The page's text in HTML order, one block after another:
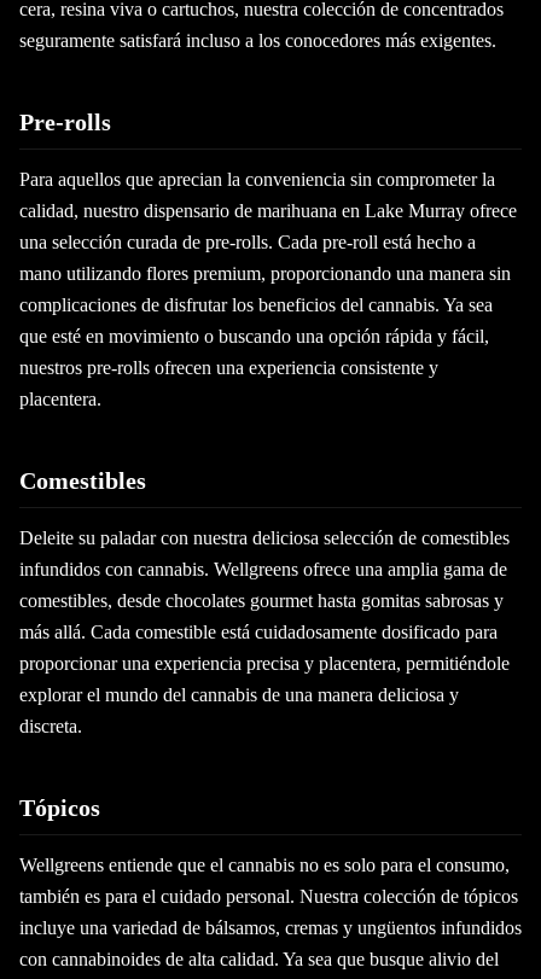
cera, resina viva o cartuchos, nuestra colección de concentrados
seguramente satisfará incluso a los conocedores más exigentes.
Pre-rolls
Para aquellos que aprecian la conveniencia sin comprometer la
calidad, nuestro dispensario de marihuana en Lake Murray ofrece
una selección curada de pre-rolls. Cada pre-roll está hecho a
mano utilizando flores premium, proporcionando una manera sin
complicaciones de disfrutar los beneficios del cannabis. Ya sea
que esté en movimiento o buscando una opción rápida y fácil,
nuestros pre-rolls ofrecen una experiencia consistente y
placentera.
Comestibles
Deleite su paladar con nuestra deliciosa selección de comestibles
infundidos con cannabis. Wellgreens ofrece una amplia gama de
comestibles, desde chocolates gourmet hasta gomitas sabrosas y
más allá. Cada comestible está cuidadosamente dosificado para
proporcionar una experiencia precisa y placentera, permitiéndole
explorar el mundo del cannabis de una manera deliciosa y
discreta.
Tópicos
Wellgreens entiende que el cannabis no es solo para el consumo,
también es para el cuidado personal. Nuestra colección de tópicos
incluye una variedad de bálsamos, cremas y ungüentos infundidos
con cannabinoides de alta calidad. Ya sea que busque alivio del